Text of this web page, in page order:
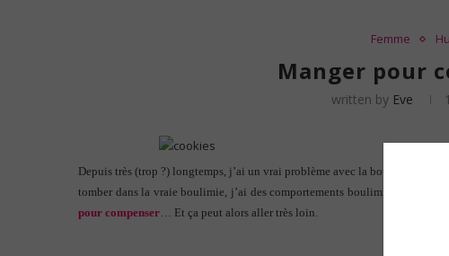
Femme
Manger pour
written by Eve
Depuis très (trop ?) longtemps, j’ai un vrai problème avec la bouffe (on
tomber dans la vraie boulimie, j’ai des comportements boulimiques qui
pour compenser… Et ça peut alors aller très loin.